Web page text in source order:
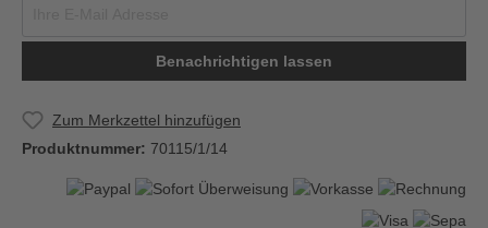
Benachrichtigen lassen
Zum Merkzettel hinzufügen
Produktnummer: 70115/1/14